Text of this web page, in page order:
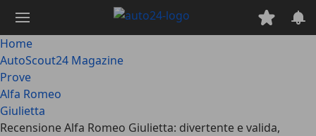
contenuto
principale
Home
AutoScout24 Magazine
Prove
Alfa Romeo
Giulietta
Recensione Alfa Romeo Giulietta: divertente e valida,